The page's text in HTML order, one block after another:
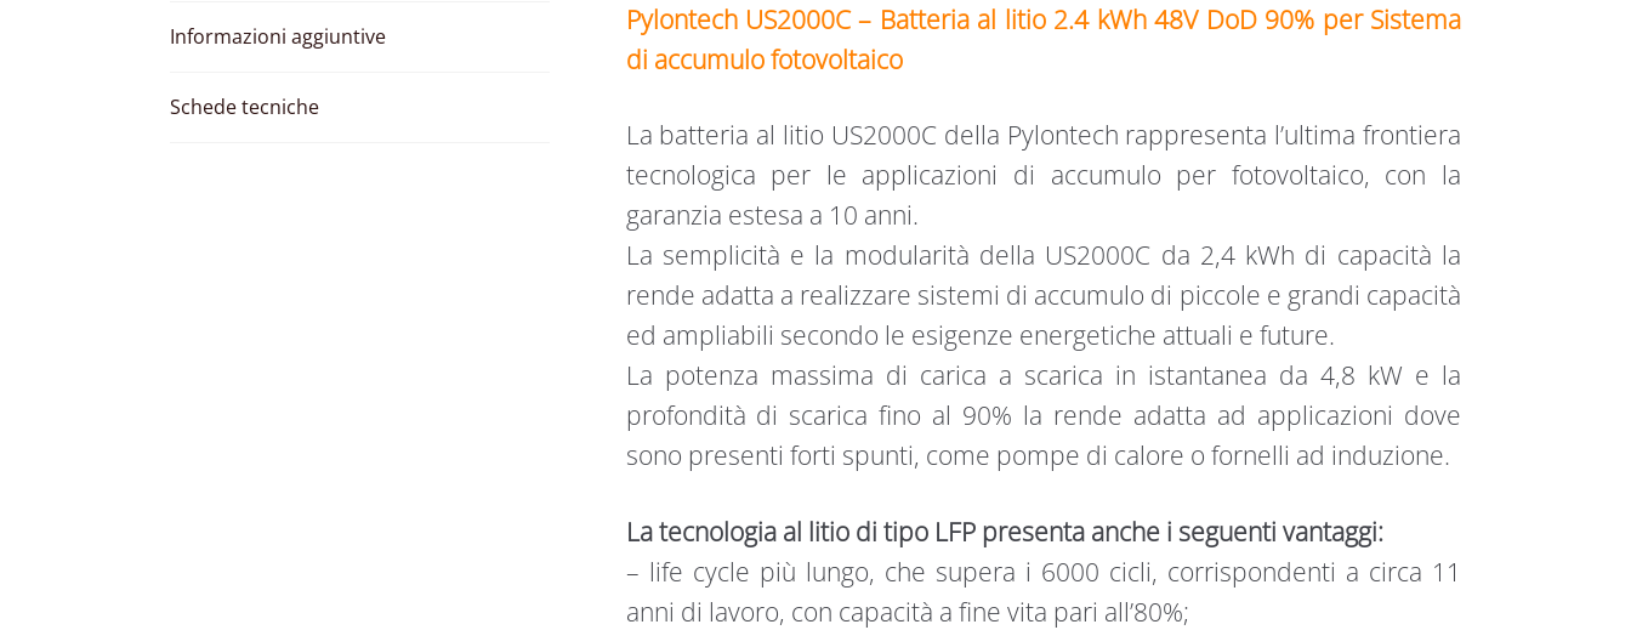
Informazioni aggiuntive
Schede tecniche
Pylontech US2000C – Batteria al litio 2.4 kWh 48V DoD 90% per Sistema
di accumulo fotovoltaico
La batteria al litio US2000C della Pylontech rappresenta l’ultima frontiera
tecnologica per le applicazioni di accumulo per fotovoltaico, con la
garanzia estesa a 10 anni.
La semplicità e la modularità della US2000C da 2,4 kWh di capacità la
rende adatta a realizzare sistemi di accumulo di piccole e grandi capacità
ed ampliabili secondo le esigenze energetiche attuali e future.
La potenza massima di carica a scarica in istantanea da 4,8 kW e la
profondità di scarica fino al 90% la rende adatta ad applicazioni dove
sono presenti forti spunti, come pompe di calore o fornelli ad induzione.
La tecnologia al litio di tipo LFP presenta anche i seguenti vantaggi:
– life cycle più lungo, che supera i 6000 cicli, corrispondenti a circa 11
anni di lavoro, con capacità a fine vita pari all’80%;